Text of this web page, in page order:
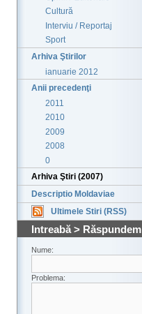
Cultură
Interviu / Reportaj
Sport
Arhiva Ştirilor
ianuarie 2012
Anii precedenţi
2011
2010
2009
2008
0
Arhiva Ştiri (2007)
Descriptio Moldaviae
Ultimele Stiri (RSS)
Intreabă > Răspundem
Nume:
Problema: